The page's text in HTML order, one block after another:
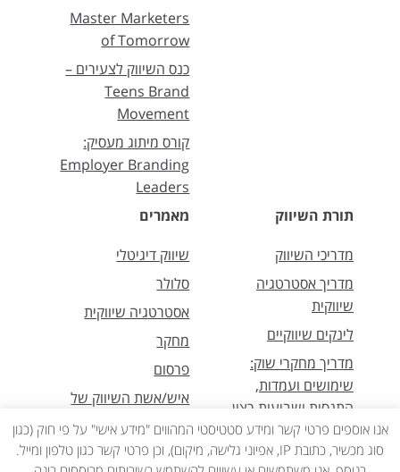
Master Marketers
of Tomorrow
כנס השיווק לצעירים –
Teens Brand
Movement
קורס מיתוג מעסיק:
Employer Branding
Leaders
תורת השיווק
מדריכי השיווק
מדריך אסטרטגיה
שיווקית
לינקים שיווקיים
מדריך מחקרי שוק:
שימושים ועמדות,
התנסות ושביעות רצון
מאמרים
שיווק דיגיטלי
סלולר
אסטרטגיה שיווקית
מחקר
פרסום
איש/אשת השיווק של
החודש
אנו אוספים פרטי קשר ומידע סטטיסטי המהווים "מידע אישי" על פי חוק (כגון
סוג מכשיר, כתובת IP, אפיוני גלישה, מיקום), וכן פרטי קשר כגון טלפון ומייל.